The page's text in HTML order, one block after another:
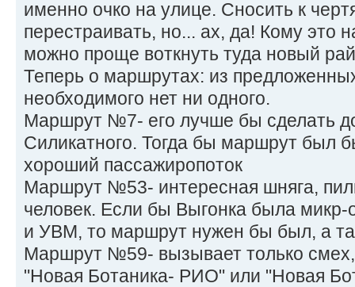
именно очко на улице. Сносить к
перестраивать, но... ах, да! Кому это
можно проще воткнуть туда новый
Теперь о маршрутах: из
необходимого нет ни одного.
Маршрут №7- его лучше бы сделать
Силикатного. Тогда бы маршрут был
хороший пассажиропоток
Маршрут №53- интересная шняга,
человек. Если бы Выгонка была
и УВМ, то маршрут нужен бы был, а
Маршрут №59- вызывает только
"Новая Ботаника- РИО" или "Новая